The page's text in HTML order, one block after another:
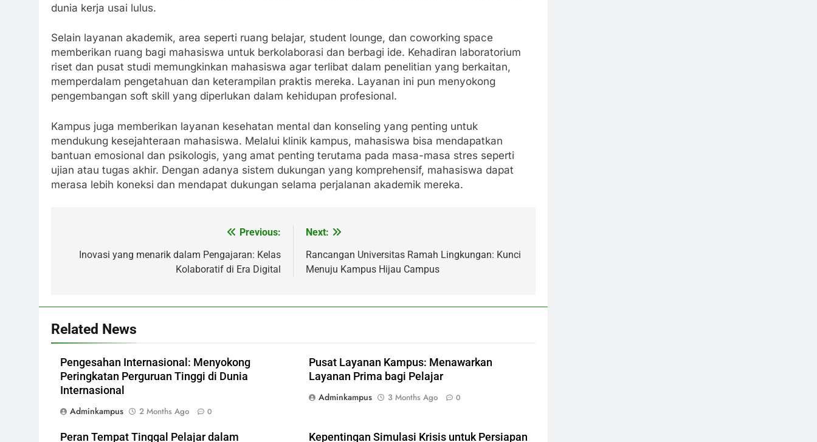
dunia kerja usai lulus.
Selain layanan akademik, area seperti ruang belajar, student lounge, dan coworking space
memberikan ruang bagi mahasiswa untuk berkolaborasi dan berbagi ide. Kehadiran laboratorium
riset dan pusat studi memungkinkan mahasiswa agar terlibat dalam penelitian yang berkaitan,
memperdalam pengetahuan dan keterampilan praktis mereka. Layanan ini pun menyokong
pengembangan soft skill yang diperlukan dalam kehidupan profesional.
Kampus juga memberikan layanan kesehatan mental dan konseling yang penting untuk
mendukung kesejahteraan mahasiswa. Melalui klinik kampus, mahasiswa bisa mendapatkan
bantuan emosional dan psikologis, yang amat penting terutama pada masa-masa stres seperti
ujian atau tugas akhir. Dengan adanya sistem dukungan yang komprehensif, mahasiswa dapat
merasa lebih koneksi dan mendapat dukungan selama perjalanan akademik mereka.
navigation
Previous:
Inovasi yang menarik dalam Pengajaran: Kelas
Kolaboratif di Era Digital
Next:
Rancangan Universitas Ramah Lingkungan: Kunci
Menuju Kampus Hijau Campus
Related News
Pengesahan Internasional: Menyokong
Peringkatan Perguruan Tinggi di Dunia
Internasional
Adminkampus
2 Months Ago 0
Pusat Layanan Kampus: Menawarkan
Layanan Prima bagi Pelajar
Adminkampus
3 Months Ago 0
Peran Tempat Tinggal Pelajar dalam Kepentingan Simulasi Krisis untuk Persiapan